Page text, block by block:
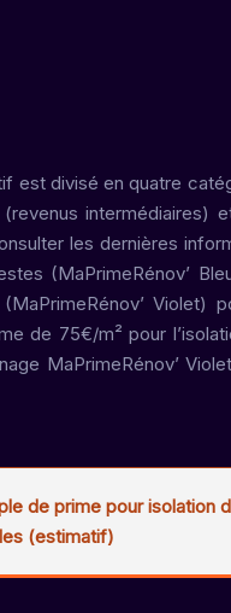
est divisé en quatre
intermédiaires)
les dernières
(MaPrimeRénov’
Violet)
de 75€/m² pour
MaPrimeRénov’
de prime pour isolation
(estimatif)